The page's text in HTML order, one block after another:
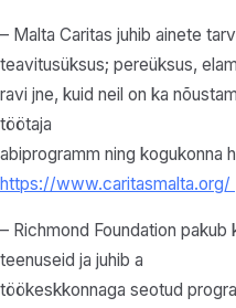
– Malta Caritas juhib ainete
teavitusüksus; pereüksus,
ravi jne, kuid neil on ka
töötaja
abiprogramm ning kogukonna
https://www.caritasmalta.org/
– Richmond Foundation
teenuseid ja juhib a
töökeskkonnaga seotud